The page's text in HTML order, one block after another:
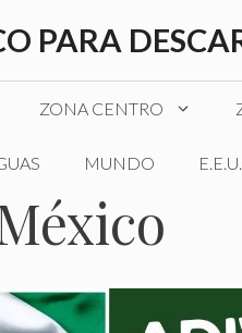
PARA
ZONA CENTRO
MUNDO